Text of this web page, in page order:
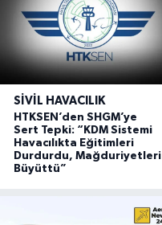
SIVIL HAVACILIK
HTKSEN’den SHGM’ye
Sert Tepki: “KDM Sistemi
Havacılıkta Eğitimleri
Durdurdu, Mağduriyetleri
Büyüttü”